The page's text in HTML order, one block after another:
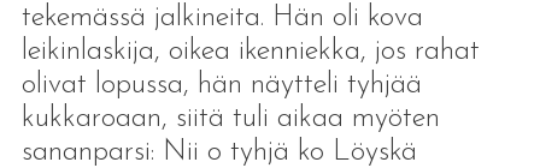
tekemässä jalkineita. Hän oli kova
leikinlaskija, oikea ikenniekka, jos rahat
olivat lopussa, hän näytteli tyhjää
kukkaroaan, siitä tuli aikaa myöten
sananparsi: Nii o tyhjä ko Löyskä